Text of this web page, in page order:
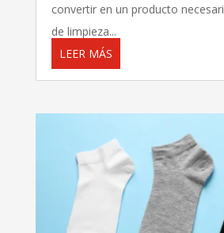
convertir en un producto
de limpieza...
LEER MÁS